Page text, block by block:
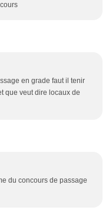
en grade faut il tenir
que veut dire locaux de
du concours de passage